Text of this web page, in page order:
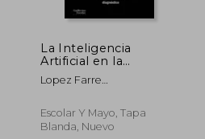
50%
dcto.
La Inteligencia
Artificial en la
Medicina del Tercer
Milenio
Lopez Farre
Jo
Escolar Y Mayo, Tapa
Blanda, Nuevo